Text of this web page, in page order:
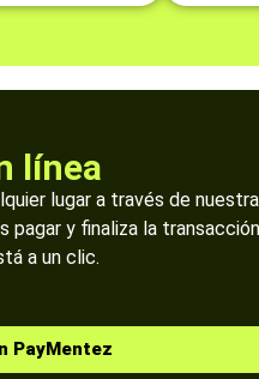
línea
lugar a través de
pagar y finaliza la
a un clic.
PayMentez